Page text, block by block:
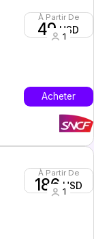
À Partir De
49USD
1
Acheter
À Partir De
186 USD
1